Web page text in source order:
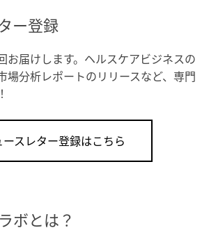
ー登録
お届けします。ヘルスケアビジネスの
場分析レポートのリリースなど、専門
ースレター登録はこちら
ボとは？